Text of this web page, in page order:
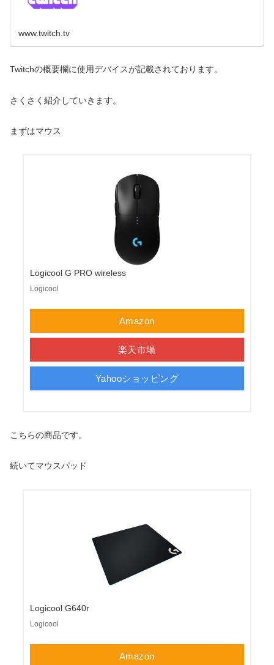
www.twitch.tv
Twitchの概要欄に使用デバイスが記載されております。
さくさく紹介していきます。
まずはマウス
Logicool G PRO wireless
Logicool
Amazon
楽天市場
Yahooショッピング
こちらの商品です。
続いてマウスパッド
Logicool G640r
Logicool
Amazon